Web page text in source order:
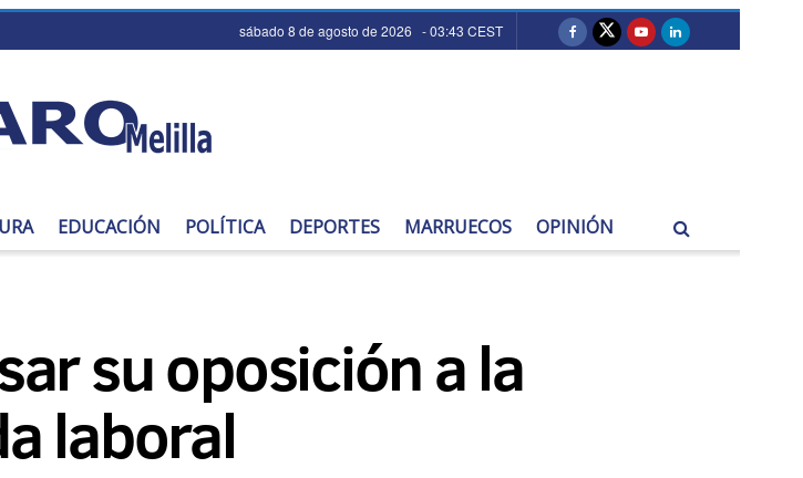
sábado 8 de agosto de 2026 - 03:43 CEST
EDUCACIÓN POLÍTICA DEPORTES MARRUECOS OPINIÓN
su oposición a la
laboral